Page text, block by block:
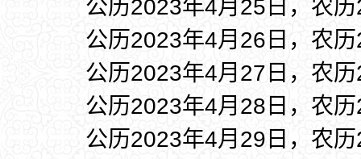
公历2023年4月25日，农
公历2023年4月26日，农
公历2023年4月27日，农
公历2023年4月28日，农
公历2023年4月29日，农